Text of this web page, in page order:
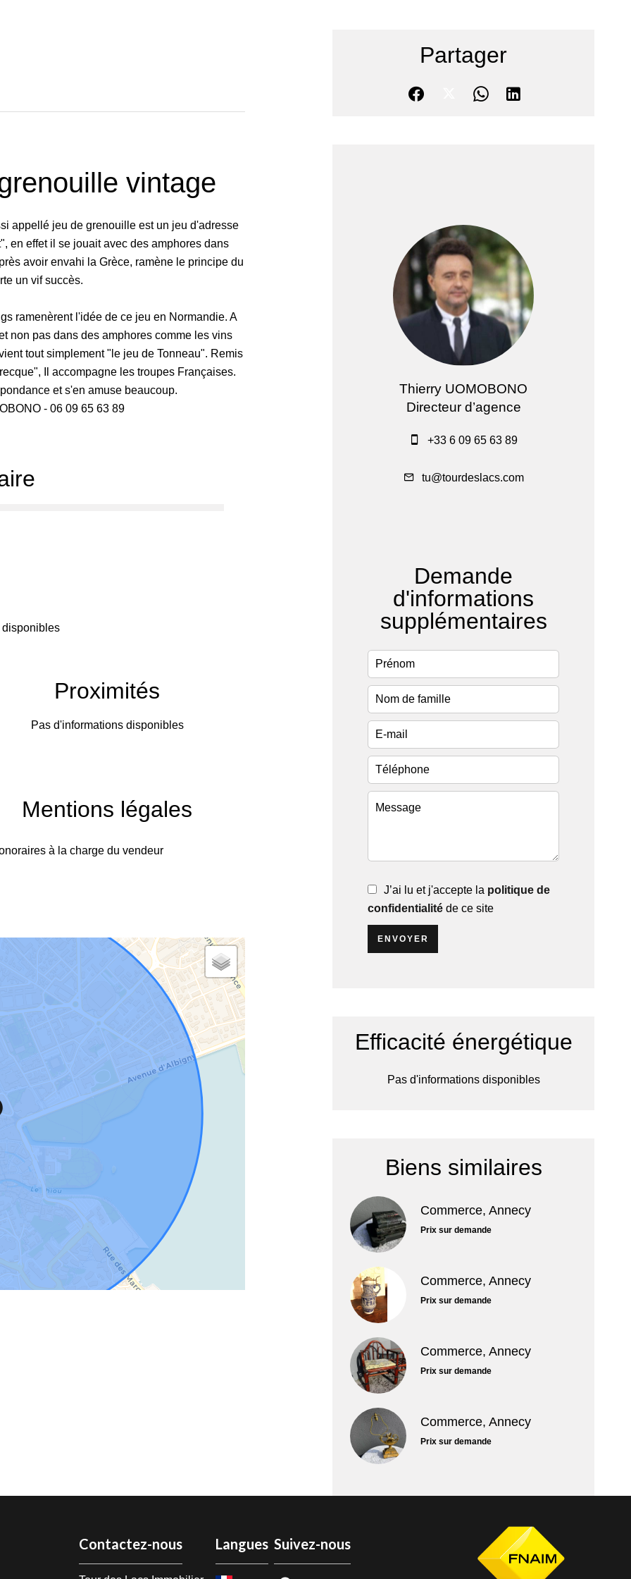
vintage
appellé jeu de grenouille est un jeu d'adresse
en effet il se jouait avec des amphores dans
avoir envahi la Grèce, ramène le principe du
un vif succès.
ramenèrent l'idée de ce jeu en Normandie. A
non pas dans des amphores comme les vins
tout simplement "le jeu de Tonneau". Remis
Il accompagne les troupes Françaises.
et s'en amuse beaucoup.
- 06 09 65 63 89
Proximités
Pas d'informations disponibles
Mentions légales
à la charge du vendeur
Partager
Thierry UOMOBONO
Directeur d’agence
+33 6 09 65 63 89
tu@tourdeslacs.com
Demande
d'informations
supplémentaires
J’ai lu et j'accepte la politique de
confidentialité de ce site
ENVOYER
Efficacité énergétique
Pas d'informations disponibles
Biens similaires
Commerce, Annecy
Prix sur demande
Commerce, Annecy
Prix sur demande
Commerce, Annecy
Prix sur demande
Commerce, Annecy
Prix sur demande
Contactez-nous Langues Suivez-nous